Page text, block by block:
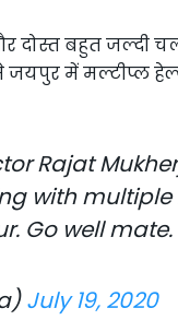
बहुत जल्दी
जयपुर में मल्टीप्ल
Rajat
with
Go well mate.
July 19, 2020